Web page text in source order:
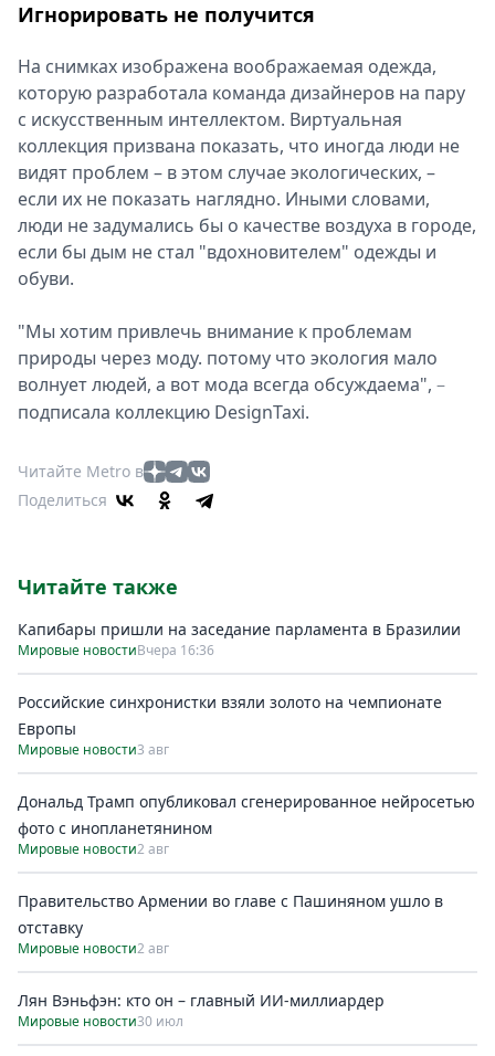
Игнорировать не получится
На снимках изображена воображаемая одежда,
которую разработала команда дизайнеров на пару
с искусственным интеллектом. Виртуальная
коллекция призвана показать, что иногда люди не
видят проблем – в этом случае экологических, –
если их не показать наглядно. Иными словами,
люди не задумались бы о качестве воздуха в городе,
если бы дым не стал "вдохновителем" одежды и
обуви.
"Мы хотим привлечь внимание к проблемам
природы через моду. потому что экология мало
волнует людей, а вот мода всегда обсуждаема", –
подписала коллекцию DesignTaxi.
Читайте Metro в
Поделиться
Читайте также
Капибары пришли на заседание парламента в Бразилии
Мировые новостиВчера 16:36
Российские синхронистки взяли золото на чемпионате
Европы
Мировые новости3 авг
Дональд Трамп опубликовал сгенерированное нейросетью
фото с инопланетянином
Мировые новости2 авг
Правительство Армении во главе с Пашиняном ушло в
отставку
Мировые новости2 авг
Лян Вэньфэн: кто он – главный ИИ-миллиардер
Мировые новости30 июл